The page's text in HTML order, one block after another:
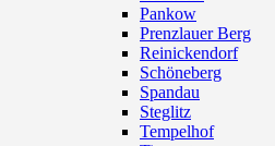
Pankow
Prenzlauer Berg
Reinickendorf
Schöneberg
Spandau
Steglitz
Tempelhof